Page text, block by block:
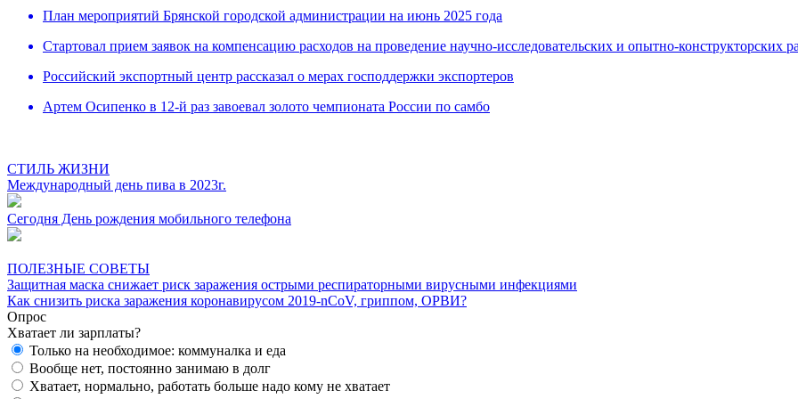
План мероприятий Брянской городской администрации на июнь 2025 года
Cтартовал прием заявок на компенсацию расходов на проведение научно-исследовательских и опытно-конструкторских
Российский экспортный центр рассказал о мерах господдержки экспортеров
Артем Осипенко в 12-й раз завоевал золото чемпионата России по самбо
СТИЛЬ ЖИЗНИ
Международный день пива в 2023г.
Сегодня День рождения мобильного телефона
ПОЛЕЗНЫЕ СОВЕТЫ
Защитная маска снижает риск заражения острыми респираторными вирусными инфекциями
Как снизить риска заражения коронавирусом 2019-nCoV, гриппом, ОРВИ?
Опрос
Хватает ли зарплаты?
Только на необходимое: коммуналка и еда
Вообще нет, постоянно занимаю в долг
Хватает, нормально, работать больше надо кому не хватает